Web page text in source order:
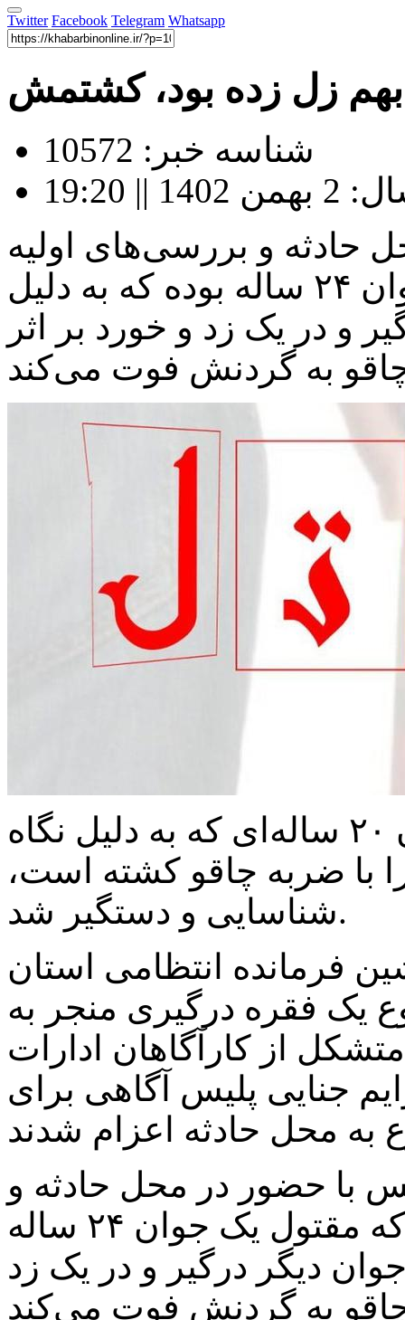
Twitter Facebook Telegram Whatsapp
شناسه خبر: 10572
19:20
حادثه و بررسی‌های اولیه
متوجه شدند که مقتول یک جوان ۲۴ ساله بوده که به دلیل
و در یک زد و خورد بر اثر
جوان ۲۰ ساله‌ای که به دلیل نگاه
۲۴ ساله‌ای را با ضربه چاقو کشته است،
شناسایی و دستگیر شد.
فرمانده انتظامی استان
یک فقره درگیری منجر به
از کارآگاهان ادارات
جنایی پلیس آگاهی برای
با حضور در محل حادثه و
بررسی‌های اولیه متوجه شدند که مقتول یک جوان ۲۴ ساله
دیگر درگیر و در یک زد